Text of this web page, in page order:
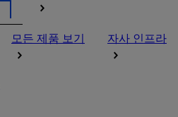
모든 제품 보기 자사 인프라